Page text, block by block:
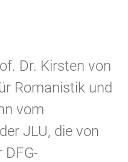
Dr. Kirsten von
Romanistik und
vom
JLU, die von
DFG-